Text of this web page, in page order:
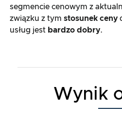
segmencie cenowym z
związku z tym stosunek ceny
usług jest bardzo dobry.
Wynik